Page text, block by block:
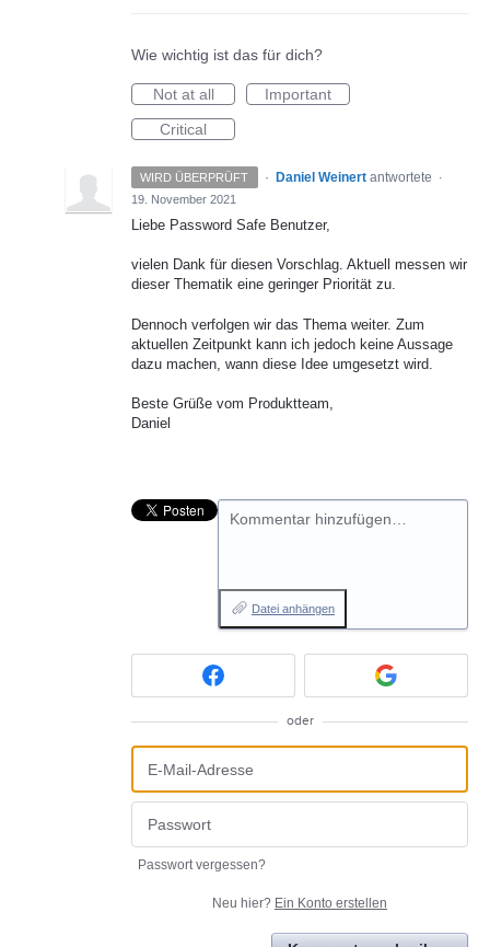
Wie wichtig ist das für dich?
Not at all
Important
Critical
WIRD ÜBERPRÜFT · Daniel Weinert antwortete
·
19. November 2021
Liebe Password Safe Benutzer,
vielen Dank für diesen Vorschlag. Aktuell messen wir
dieser Thematik eine geringer Priorität zu.
Dennoch verfolgen wir das Thema weiter. Zum
aktuellen Zeitpunkt kann ich jedoch keine Aussage
dazu machen, wann diese Idee umgesetzt wird.
Beste Grüße vom Produktteam,
Daniel
Kommentar hinzufügen…
Datei anhängen
oder
Passwort vergessen?
Neu hier? Ein Konto erstellen